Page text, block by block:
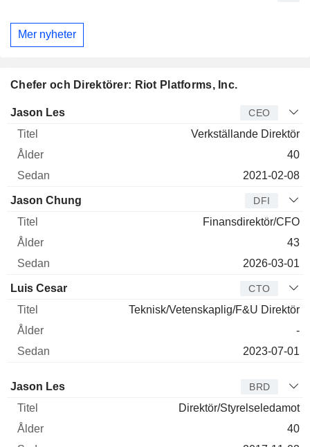
Mer nyheter
Chefer och Direktörer: Riot Platforms, Inc.
Verkställande
Jason Les CEO
Verkställande Direktör
40
2021-02-08
Jason Chung DFI
Finansdirektör/CFO
43
2026-03-01
Luis Cesar CTO
Teknisk/Vetenskaplig/F&U Direktör
-
2023-07-01
Styrelseledamot
Jason Les BRD
Direktör/Styrelseledamot
40